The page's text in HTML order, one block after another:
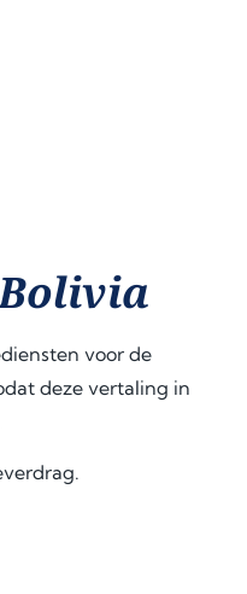
voor de
deze vertaling in